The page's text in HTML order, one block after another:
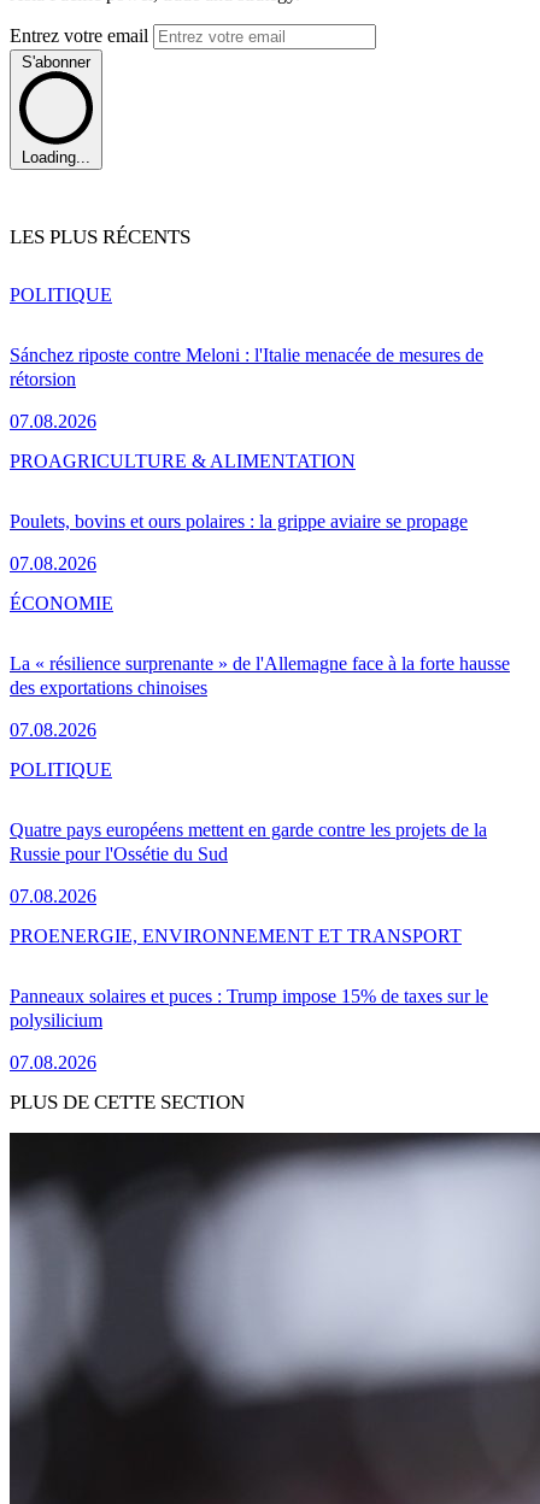
Entrez votre email
S'abonner
Loading...
LES PLUS RÉCENTS
Sánchez riposte contre Meloni : l'Italie menacée de mesures de
rétorsion
07.08.2026
POLITIQUE
Poulets, bovins et ours polaires : la grippe aviaire se propage
07.08.2026
PROAGRICULTURE & ALIMENTATION
La « résilience surprenante » de l'Allemagne face à la forte hausse
des exportations chinoises
07.08.2026
ÉCONOMIE
Quatre pays européens mettent en garde contre les projets de la
Russie pour l'Ossétie du Sud
07.08.2026
POLITIQUE
Panneaux solaires et puces : Trump impose 15% de taxes sur le
polysilicium
07.08.2026
PROENERGIE, ENVIRONNEMENT ET TRANSPORT
PLUS DE CETTE SECTION